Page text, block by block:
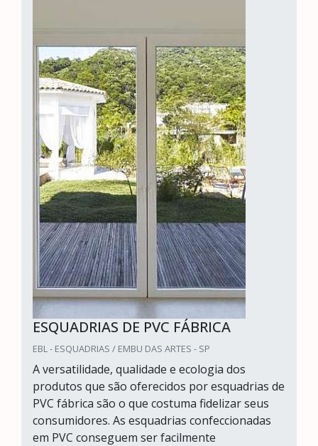
ESQUADRIAS DE PVC FÁBRICA
EBL - ESQUADRIAS / EMBU DAS ARTES - SP
A versatilidade, qualidade e ecologia dos
produtos que são oferecidos por esquadrias de
PVC fábrica são o que costuma fidelizar seus
consumidores. As esquadrias confeccionadas
em PVC conseguem ser facilmente